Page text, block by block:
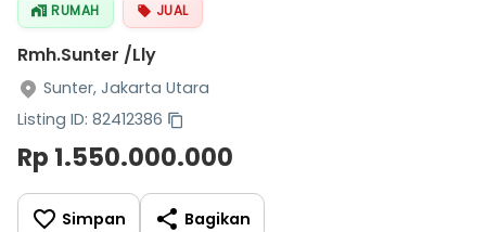
RUMAH JUAL
Rmh.Sunter /Lly
Sunter, Jakarta Utara
Listing ID: 82412386
Rp 1.550.000.000
Simpan Bagikan